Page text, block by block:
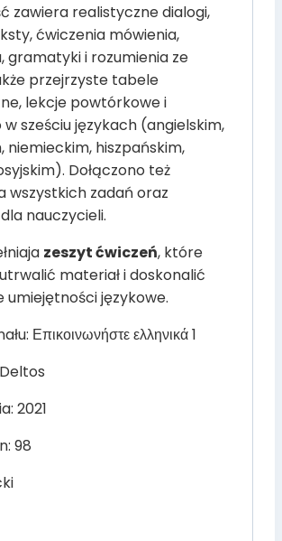
zawiera realistyczne dialogi,
ćwiczenia mówienia,
gramatyki i rozumienia ze
przejrzyste tabele
lekcje powtórkowe i
w sześciu językach (angielskim,
niemieckim, hiszpańskim,
Dołączono też
wszystkich zadań oraz
nauczycieli.
zeszyt ćwiczeń, które
materiał i doskonalić
językowe.
Επικοινωνήστε ελληνικά 1
2021
98